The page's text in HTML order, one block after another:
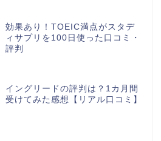
効果あり！TOEIC満点がスタデ
ィサプリを100日使った口コミ・
評判
イングリードの評判は？1カ月間
受けてみた感想【リアル口コミ】